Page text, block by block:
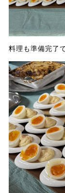
料理も準備完了